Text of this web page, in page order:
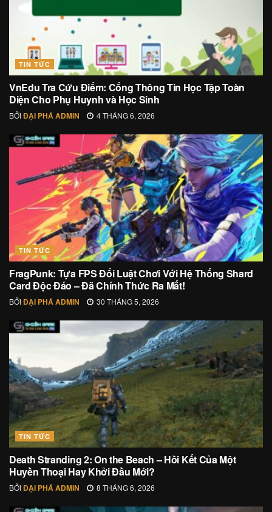
TIN TỨC
VnEdu Tra Cứu Điểm: Cổng Thông Tin Học Tập Toàn
Diện Cho Phụ Huynh và Học Sinh
BỞIĐẠI PHÁ ADMIN 4 THÁNG 6, 2026
TIN TỨC
FragPunk: Tựa FPS Đổi Luật Chơi Với Hệ Thống Shard
Card Độc Đáo – Đã Chính Thức Ra Mắt!
BỞIĐẠI PHÁ ADMIN 30 THÁNG 5, 2026
TIN TỨC
Death Stranding 2: On the Beach – Hồi Kết Của Một
Huyền Thoại Hay Khởi Đầu Mới?
BỞIĐẠI PHÁ ADMIN 8 THÁNG 6, 2026